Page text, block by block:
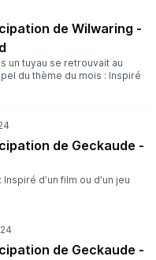
de Wilwaring -
un tuyau se retrouvait au
du thème du mois : Inspiré
de Geckaude -
d’un film ou d’un jeu
de Geckaude -